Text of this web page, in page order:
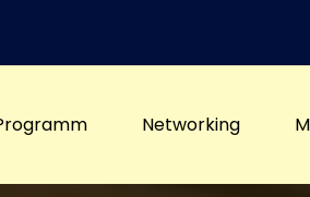
Networking